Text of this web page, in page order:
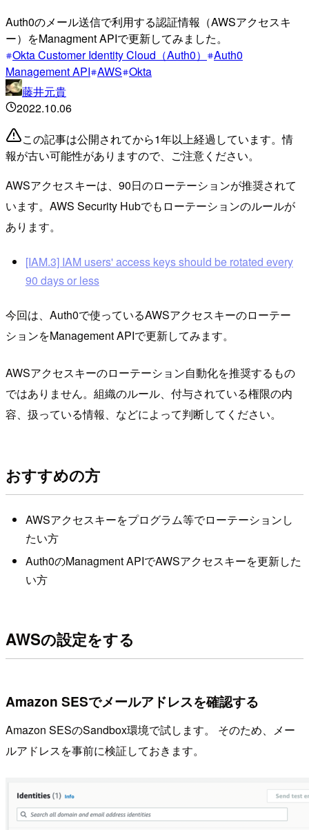
Auth0のメール送信で利用する認証情報（AWSアクセスキ
ー）をManagment APIで更新してみました。
Okta Customer Identity Cloud（Auth0）
Auth0
Management API AWS Okta
藤井元貴
2022.10.06
この記事は公開されてから1年以上経過しています。情
報が古い可能性がありますので、ご注意ください。
AWSアクセスキーは、90日のローテーションが推奨されて
います。AWS Security Hubでもローテーションのルールが
あります。
[IAM.3] IAM users' access keys should be rotated every
90 days or less
今回は、Auth0で使っているAWSアクセスキーのローテー
ションをManagement APIで更新してみます。
AWSアクセスキーのローテーション自動化を推奨するもの
ではありません。組織のルール、付与されている権限の内
容、扱っている情報、などによって判断してください。
おすすめの方
AWSアクセスキーをプログラム等でローテーションし
たい方
Auth0のManagment APIでAWSアクセスキーを更新した
い方
AWSの設定をする
Amazon SESでメールアドレスを確認する
Amazon SESのSandbox環境で試します。 そのため、メー
ルアドレスを事前に検証しておきます。